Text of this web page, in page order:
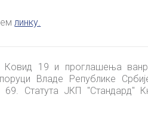
линку.
Ковид 19 и проглашења
Владе Републике
Статута ЈКП "Стандард"